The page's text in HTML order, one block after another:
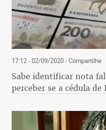
17:12 - 02/09/2020- Compartilhe
Sabe identificar nota
perceber se a cédula